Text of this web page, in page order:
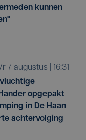
kunnen
vr 7 augustus | 16:31
opgepakt
in De Haan
achtervolging